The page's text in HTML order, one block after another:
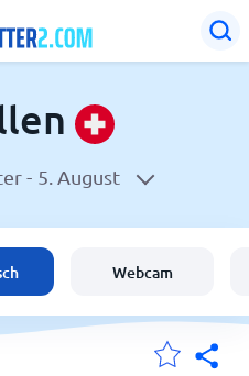
- 5. August
Webcam